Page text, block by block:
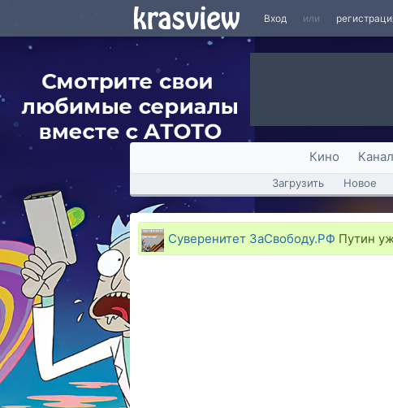
Вход или
Кино
Загрузить Новое
Суверенитет ЗаСвободу.РФ Путин